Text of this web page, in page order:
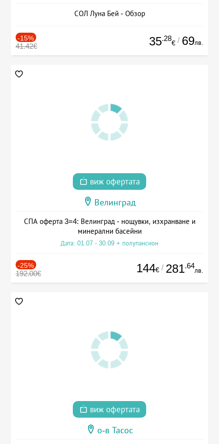
СОЛ Луна Бей - Обзор
-15%
41.42€ 35.28
€ / 69лв.
виж офертата
Велинград
СПА оферта 3=4: Велинград - нощувки, изхранване и
минерални басейни
Дата: 01.07 - 30.09 + полупансион
-25%
192.00€ 144€ / 281.64
лв.
виж офертата
о-в Тасос